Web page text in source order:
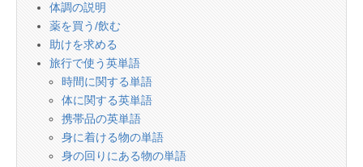
体調の説明
薬を買う/飲む
助けを求める
旅行で使う英単語
時間に関する単語
体に関する英単語
携帯品の英単語
身に着ける物の単語
身の回りにある物の単語